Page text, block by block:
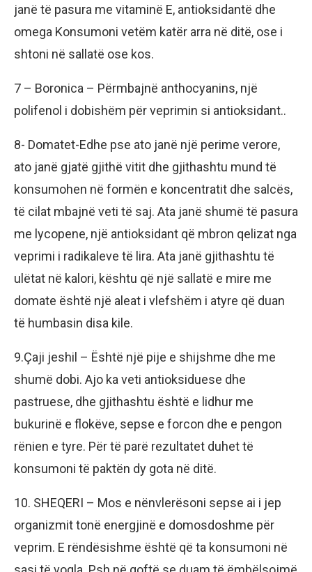
janë të pasura me vitaminë E, antioksidantë dhe
omega Konsumoni vetëm katër arra në ditë, ose i
shtoni në sallatë ose kos.
7 – Boronica – Përmbajnë anthocyanins, një
polifenol i dobishëm për veprimin si antioksidant..
8- Domatet-Edhe pse ato janë një perime verore,
ato janë gjatë gjithë vitit dhe gjithashtu mund të
konsumohen në formën e koncentratit dhe salcës,
të cilat mbajnë veti të saj. Ata janë shumë të pasura
me lycopene, një antioksidant që mbron qelizat nga
veprimi i radikaleve të lira. Ata janë gjithashtu të
ulëtat në kalori, kështu që një sallatë e mire me
domate është një aleat i vlefshëm i atyre që duan
të humbasin disa kile.
9.Çaji jeshil – Është një pije e shijshme dhe me
shumë dobi. Ajo ka veti antioksiduese dhe
pastruese, dhe gjithashtu është e lidhur me
bukurinë e flokëve, sepse e forcon dhe e pengon
rënien e tyre. Për të parë rezultatet duhet të
konsumoni të paktën dy gota në ditë.
10. SHEQERI – Mos e nënvlerësoni sepse ai i jep
organizmit tonë energjinë e domosdoshme për
veprim. E rëndësishme është që ta konsumoni në